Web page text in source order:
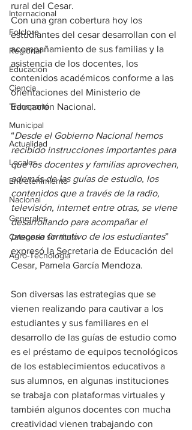
Internacional
Folclore
Regional
Educación
Ciencia
Transporte
Municipal
Actualidad
Locales
Entretenimiento
Nacional
Generales
Categoría sin título
Agro-Tecnología
rural del Cesar.
Con una gran cobertura hoy los
estudiantes del cesar desarrollan con el
acompañamiento de sus familias y la
asistencia de los docentes, los
contenidos académicos conforme a las
orientaciones del Ministerio de
Educación Nacional.
“Desde el Gobierno Nacional hemos
recibido instrucciones importantes para
que los docentes y familias aprovechen,
además de las guías de estudio, los
contenidos que a través de la radio,
televisión, internet entre otras, se viene
desarrollando para acompañar el
proceso formativo de los estudiantes”
expresó la Secretaria de Educación del
Cesar, Pamela García Mendoza.
Son diversas las estrategias que se
vienen realizando para cautivar a los
estudiantes y sus familiares en el
desarrollo de las guías de estudio como
es el préstamo de equipos tecnológicos
de los establecimientos educativos a
sus alumnos, en algunas instituciones
se trabaja con plataformas virtuales y
también algunos docentes con mucha
creatividad vienen trabajando con